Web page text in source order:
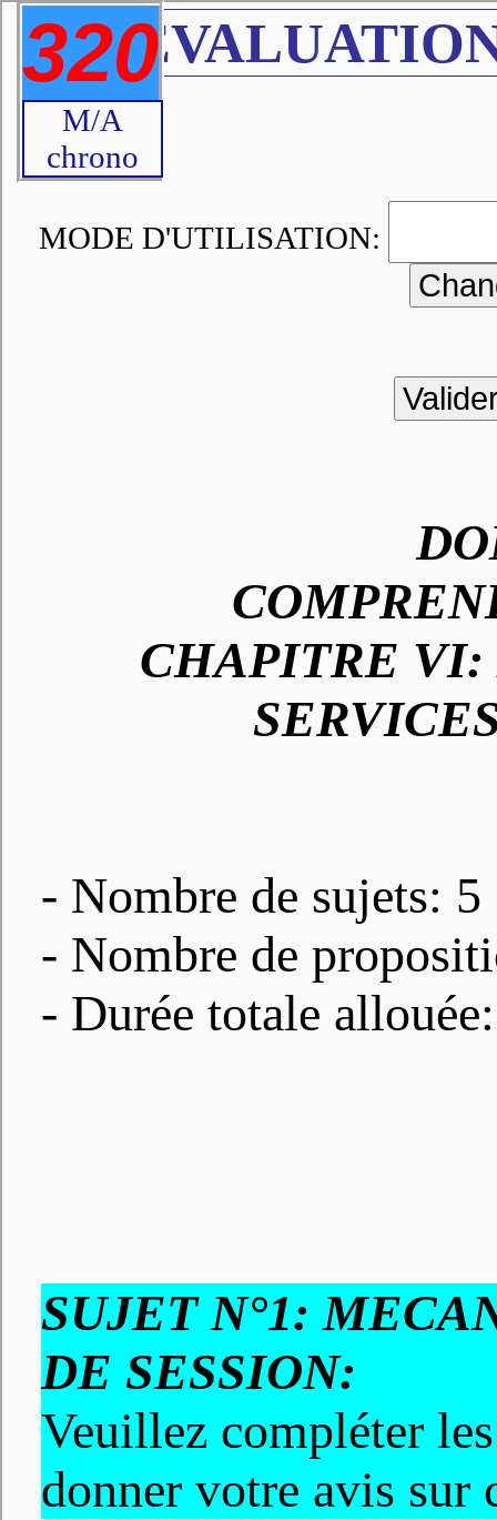
MODE D'UTILISATION:
CHAPITRE VI:
- Nombre de sujets: 5
- Nombre de
- Durée totale
SUJET N°1:
DE SESSION:
Veuillez compléter
donner votre avis sur
320
M/A
chrono